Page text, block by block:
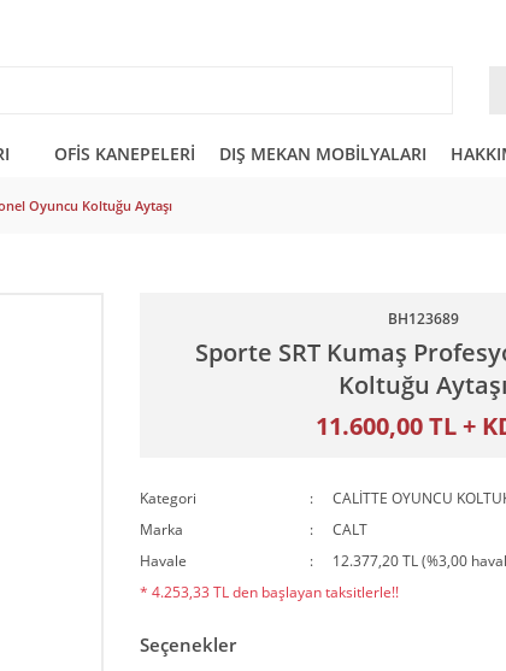
OFİS KANEPELERİ DIŞ MEKAN MOBİLYALARI
Oyuncu Koltuğu Aytaşı
BH123689
Sporte SRT Kumaş
Koltuğu Aytaşı
11.600,00 TL +
Kategori
CALİTTE OYUNCU
Marka
CALT
Havale
12.377,20 TL (%3,00
* 4.253,33 TL den başlayan taksitlerle!!
Seçenekler